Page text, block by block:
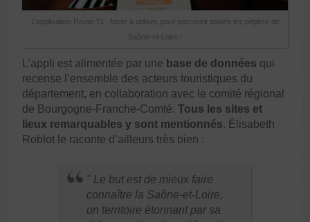
L’application Route 71 : facile à utiliser, pour parcourir toutes les pépites de
Saône-et-Loire !
L’appli est alimentée par une base de données qui
recense l’ensemble des acteurs touristiques du
département, en collaboration avec le comité régional
de Bourgogne-Franche-Comté.Tous les sites et
lieux remarquables y sont mentionnés. Élisabeth
Roblot le raconte d’ailleurs très bien :
Le but est de mieux faire
connaître la Saône-et-Loire,
un territoire étonnant par sa